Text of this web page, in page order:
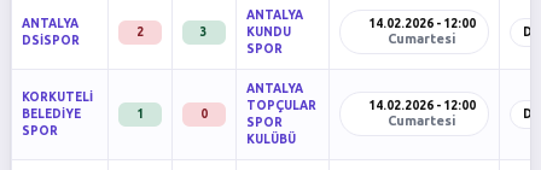
ANTALYA
DSİSPOR
2 3
ANTALYA
KUNDU
SPOR
14.02.2026 - 12:00
Cumartesi
KORKUTELİ
BELEDİYE
SPOR
1 0
ANTALYA
TOPÇULAR
SPOR
KULÜBÜ
14.02.2026 - 12:00
Cumartesi